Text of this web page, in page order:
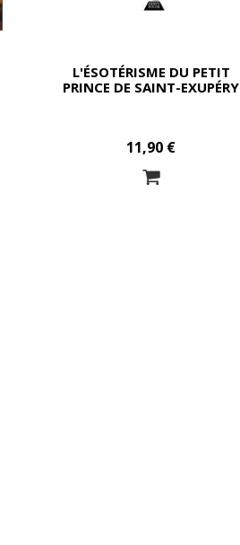
L'ÉSOTÉRISME DU PETIT
PRINCE DE SAINT-EXUPÉRY
11,90 €